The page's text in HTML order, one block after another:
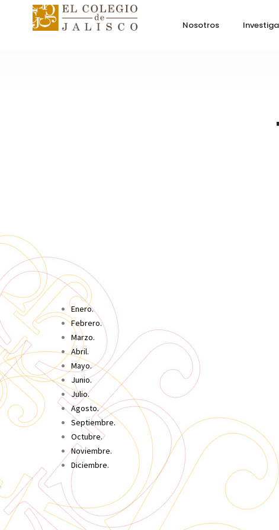
Nosotros
Enero.
Febrero.
Marzo.
Abril.
Mayo.
Junio.
Julio.
Agosto.
Septiembre.
Octubre.
Noviembre.
Diciembre.